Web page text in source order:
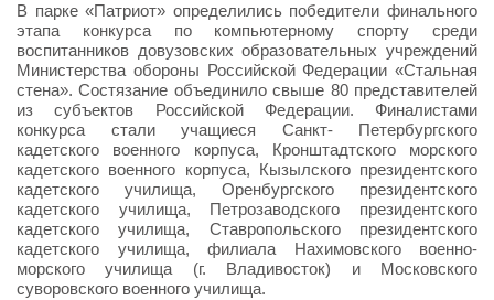
В парке «Патриот» определились победители финального
этапа конкурса по компьютерному спорту среди
воспитанников довузовских образовательных учреждений
Министерства обороны Российской Федерации «Стальная
стена». Состязание объединило свыше 80 представителей
из субъектов Российской Федерации. Финалистами
конкурса стали учащиеся Санкт- Петербургского
кадетского военного корпуса, Кронштадтского морского
кадетского военного корпуса, Кызылского президентского
кадетского училища, Оренбургского президентского
кадетского училища, Петрозаводского президентского
кадетского училища, Ставропольского президентского
кадетского училища, филиала Нахимовского военно-
морского училища (г. Владивосток) и Московского
суворовского военного училища.